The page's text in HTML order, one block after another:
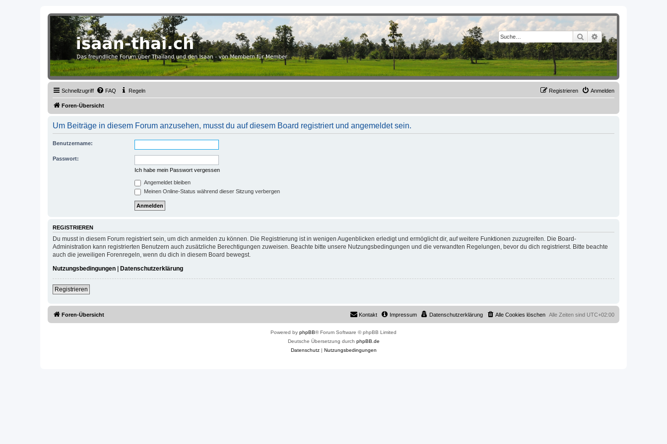
Suche Erweiterte Suche
Thailand & Isaan Forum - isaan-thai.ch
Das freundliche Forum über Thailand und den Isaan - von Membern für Member
Schnellzugriff FAQ Regeln Anmelden
Registrieren
Foren-Übersicht
Um Beiträge in diesem Forum anzusehen, musst du auf diesem Board registriert und angemeldet sein.
Benutzername:
Passwort:
Ich habe mein Passwort vergessen
Angemeldet bleiben
Meinen Online-Status während dieser Sitzung verbergen
REGISTRIEREN
Du musst in diesem Forum registriert sein, um dich anmelden zu können. Die Registrierung ist in wenigen Augenblicken erledigt und ermöglicht dir, auf weitere Funktionen zuzugreifen. Die Board-
Administration kann registrierten Benutzern auch zusätzliche Berechtigungen zuweisen. Beachte bitte unsere Nutzungsbedingungen und die verwandten Regelungen, bevor du dich registrierst. Bitte beachte
auch die jeweiligen Forenregeln, wenn du dich in diesem Board bewegst.
Nutzungsbedingungen
Datenschutzerklärung
Registrieren
Foren-Übersicht Alle Zeiten sind UTC+02:00
Alle Cookies löschen
Datenschutzerklärung
Impressum
Kontakt
Powered by phpBB® Forum Software © phpBB Limited
Deutsche Übersetzung durch phpBB.de
Datenschutz| Nutzungsbedingungen